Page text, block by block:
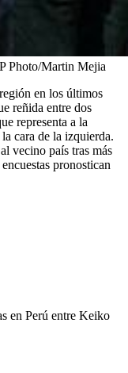
Photo/Martin Mejia
en los últimos
reñida entre dos
representa a la
cara de la izquierda.
vecino país tras más
pronostican
en Perú entre Keiko